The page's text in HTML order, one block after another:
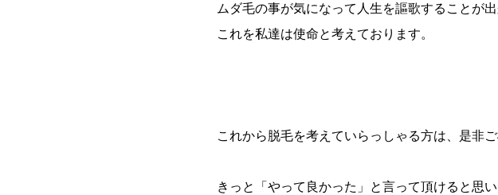
ムダ毛の事が気になって人生を謳歌することが
これを私達は使命と考えております。
これから脱毛を考えていらっしゃる方は、是非ご
きっと「やって良かった」と言って頂けると思